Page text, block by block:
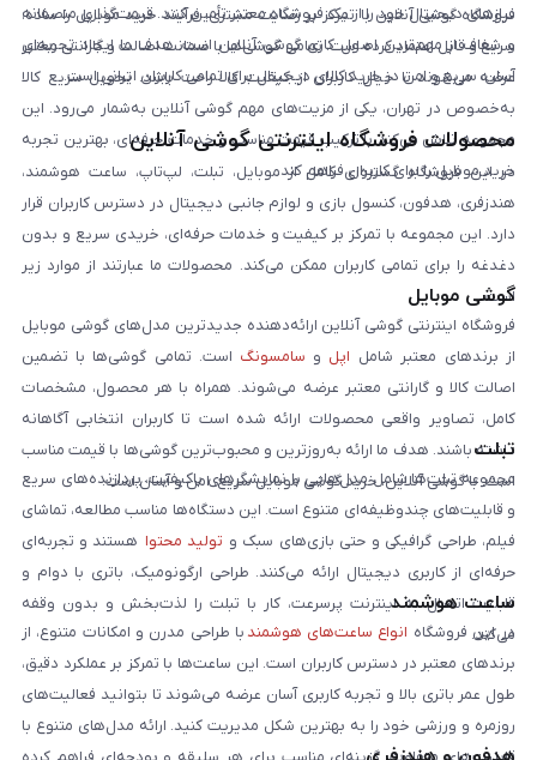
نیازهای دیجیتال خود را از یک فروشگاه معتبر تأمین کنند. قیمت‌گذاری منصفانه
و شفاف از مهم‌ترین اصول کاری گوشی آنلاین است. هدف ما ایجاد تجربه‌ای
آسان، سریع و امن در خرید کالای دیجیتال برای تمامی کاربران ایرانی است.
فروشگاه گوشی آنلاین با تمرکز بر رضایت مشتری، فرآیند خرید موبایل را ساده،
سریع و قابل اعتماد کرده است. تمامی گوشی‌ها با ضمانت اصالت و گارانتی معتبر
عرضه می‌شوند تا خیال کاربران از کیفیت کالا راحت باشد. تحویل سریع کالا
به‌خصوص در تهران، یکی از مزیت‌های مهم گوشی آنلاین به‌شمار می‌رود. این
مجموعه تلاش می‌کند با ترکیب قیمت مناسب و خدمات حرفه‌ای، بهترین تجربه
خرید موبایل را برای کاربران فراهم کند.
محصولات فروشگاه اینترنتی گوشی آنلاین
در این فروشگاه گستره‌ای کامل از موبایل، تبلت، لپ‌تاپ، ساعت هوشمند،
هندزفری، هدفون، کنسول بازی و لوازم جانبی دیجیتال در دسترس کاربران قرار
دارد. این مجموعه با تمرکز بر کیفیت و خدمات حرفه‌ای، خریدی سریع و بدون
دغدغه را برای تمامی کاربران ممکن می‌کند. محصولات ما عبارتند از موارد زیر
است:
گوشی موبایل
فروشگاه اینترنتی گوشی آنلاین ارائه‌دهنده جدیدترین مدل‌های گوشی موبایل
از برندهای معتبر شامل اپل و سامسونگ است. تمامی گوشی‌ها با تضمین
اصالت کالا و گارانتی معتبر عرضه می‌شوند. همراه با هر محصول، مشخصات
کامل، تصاویر واقعی محصولات ارائه شده است تا کاربران انتخابی آگاهانه
داشته باشند. هدف ما ارائه به‌روزترین و محبوب‌ترین گوشی‌ها با قیمت مناسب
است. با گوشی آنلاین، خرید گوشی موبایل سریع، امن و آسان است.
تبلت
مجموعه تبلت‌ها شامل مدل‌هایی با نمایشگرهای باکیفیت، پردازنده‌های سریع
و قابلیت‌های چندوظیفه‌ای متنوع است. این دستگاه‌ها مناسب مطالعه، تماشای
فیلم، طراحی گرافیکی و حتی بازی‌های سبک و تولید محتوا هستند و تجربه‌ای
حرفه‌ای از کاربری دیجیتال ارائه می‌کنند. طراحی ارگونومیک، باتری با دوام و
قابلیت اتصال به اینترنت پرسرعت، کار با تبلت را لذت‌بخش و بدون وقفه
می‌کند.
ساعت هوشمند
در این فروشگاه انواع ساعت‌های هوشمند با طراحی مدرن و امکانات متنوع، از
برندهای معتبر در دسترس کاربران است. این ساعت‌ها با تمرکز بر عملکرد دقیق،
طول عمر باتری بالا و تجربه کاربری آسان عرضه می‌شوند تا بتوانید فعالیت‌های
روزمره و ورزشی خود را به بهترین شکل مدیریت کنید. ارائه مدل‌های متنوع با